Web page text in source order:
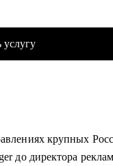
крупных
до директора